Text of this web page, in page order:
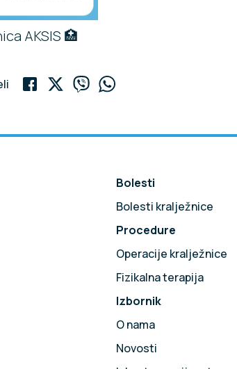
AKSIS 🏥
Bolesti
Bolesti kralježnice
Procedure
Operacije kralježnice
Fizikalna terapija
Izbornik
O nama
Novosti